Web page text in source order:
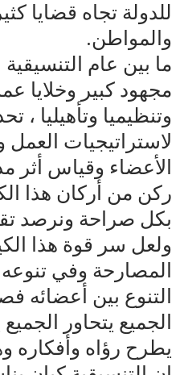
للدولة تجاه قضايا
والمواطن.
ما بين عام التنسيقية
مجهود كبير وخلايا
وتنظيميا وتأهيليا ،
لاستراتيجيات
الأعضاء وقياس أثر
ركن من أركان هذا
بكل صراحة ونرصد
ولعل سر قوة هذا
المصارحة وفي
التنوع بين أعضائه
الجميع يتحاور
يطرح رؤاه وأفكاره